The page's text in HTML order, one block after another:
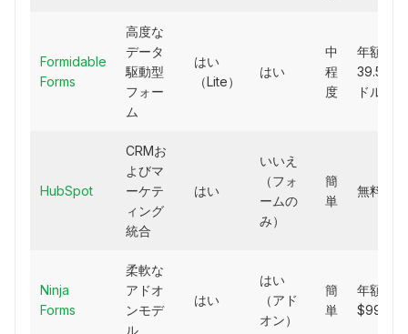
Formidable
Forms
高度な
データ
駆動型
フォー
ム
はい
（Lite）
はい
中
程
度
年額
39.50
ドル
HubSpot
CRMお
よびマ
ーケテ
ィング
統合
はい
いいえ
（フォ
ームの
み）
簡
単
無料
Ninja
Forms
柔軟な
アドオ
ンモデ
ル
はい
はい
（アド
オン）
簡
単
年額
$99